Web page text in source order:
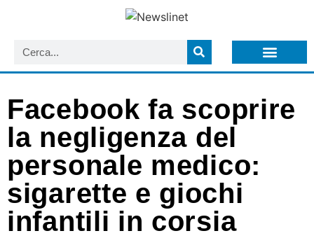
Facebook fa scoprire
la negligenza del
personale medico:
sigarette e giochi
infantili in corsia